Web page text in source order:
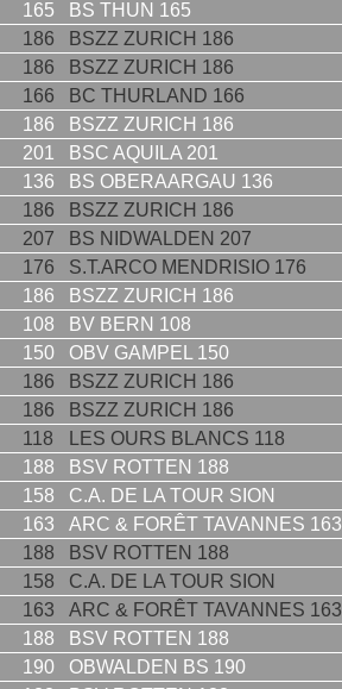
165 BS THUN 165
186 BSZZ ZURICH 186
186 BSZZ ZURICH 186
166 BC THURLAND 166
186 BSZZ ZURICH 186
201 BSC AQUILA 201
136 BS OBERAARGAU 136
186 BSZZ ZURICH 186
207 BS NIDWALDEN 207
176 S.T.ARCO MENDRISIO 176
186 BSZZ ZURICH 186
108 BV BERN 108
150 OBV GAMPEL 150
186 BSZZ ZURICH 186
186 BSZZ ZURICH 186
118 LES OURS BLANCS 118
188 BSV ROTTEN 188
158 C.A. DE LA TOUR SION
163 ARC & FORÊT TAVANNES 163
188 BSV ROTTEN 188
158 C.A. DE LA TOUR SION
163 ARC & FORÊT TAVANNES 163
188 BSV ROTTEN 188
190 OBWALDEN BS 190